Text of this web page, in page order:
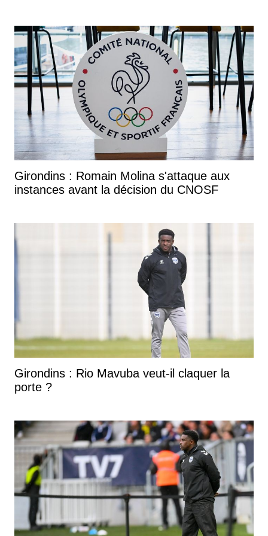
partout. Chacun doit se prendre
en charge"
On entre sur le terrain de la préparation mentale
des athlètes.
On met tout dans la préparation mentale. Mais c'est
simplement du bon sens. Parce que quand tu as été
joueur, physiquement, je n'ai jamais eu de problème.
tout ce qui a été fait en compétition. Et de le
Les joueurs doivent-ils être accompagnés pour
Il y en a qui sont capables de le faire seul. Il y en a
qui sont obligés d'être accompagnés. Maintenant, il y
a une grande ouverture du monde du football
concernant la préparation mentale. Parfois, il suffit
d'un mec à côté qui permette la parole pour poser
des mots sur quelque chose qui n'a pas fonctionné.
De plus, il y a des professionnels pour le faire. Il faut
que cela vienne du joueur, chacun fait comme il veut.
Girondins : Romain Molina s'attaque aux
instances avant la décision du CNOSF
Girondins : Rio Mavuba veut-il claquer la
porte ?